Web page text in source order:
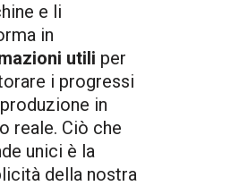
e li
in
utili per
i progressi
in
reale. Ciò che
unici è la
della nostra